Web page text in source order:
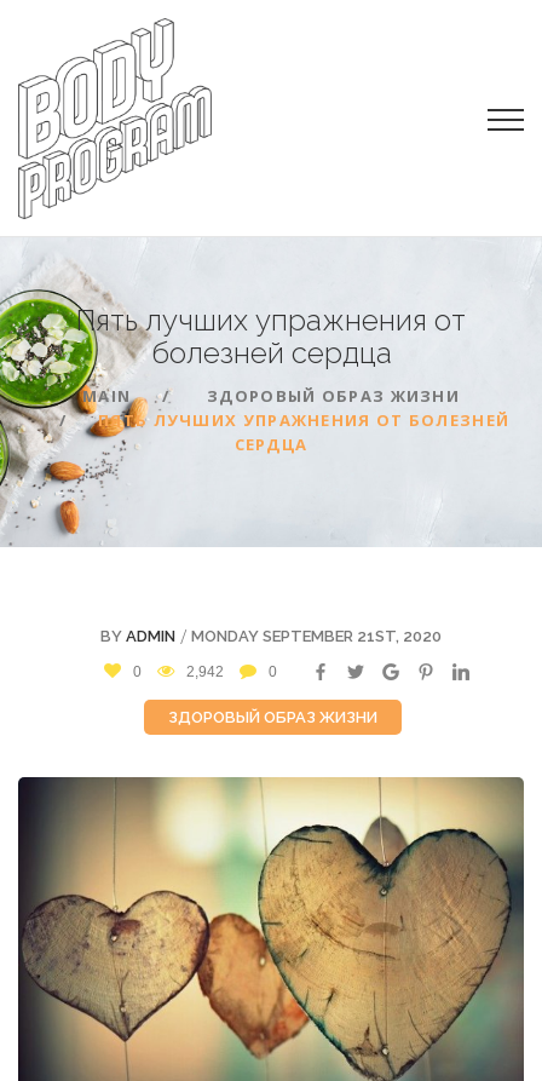
Пять лучших упражнения от
болезней сердца
MAIN
ЗДОРОВЫЙ ОБРАЗ ЖИЗНИ
ПЯТЬ ЛУЧШИХ УПРАЖНЕНИЯ ОТ БОЛЕЗНЕЙ
СЕРДЦА
BY ADMIN / MONDAY SEPTEMBER 21ST, 2020
0 2,942 0
ЗДОРОВЫЙ ОБРАЗ ЖИЗНИ